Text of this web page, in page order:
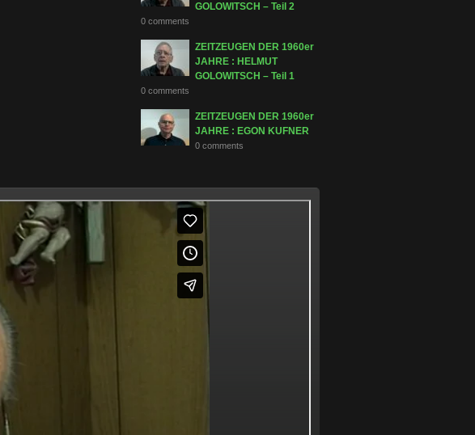
GOLOWITSCH – Teil 2
0 comments
ZEITZEUGEN DER 1960er
JAHRE : HELMUT
GOLOWITSCH – Teil 1
0 comments
ZEITZEUGEN DER 1960er
JAHRE : EGON KUFNER
0 comments